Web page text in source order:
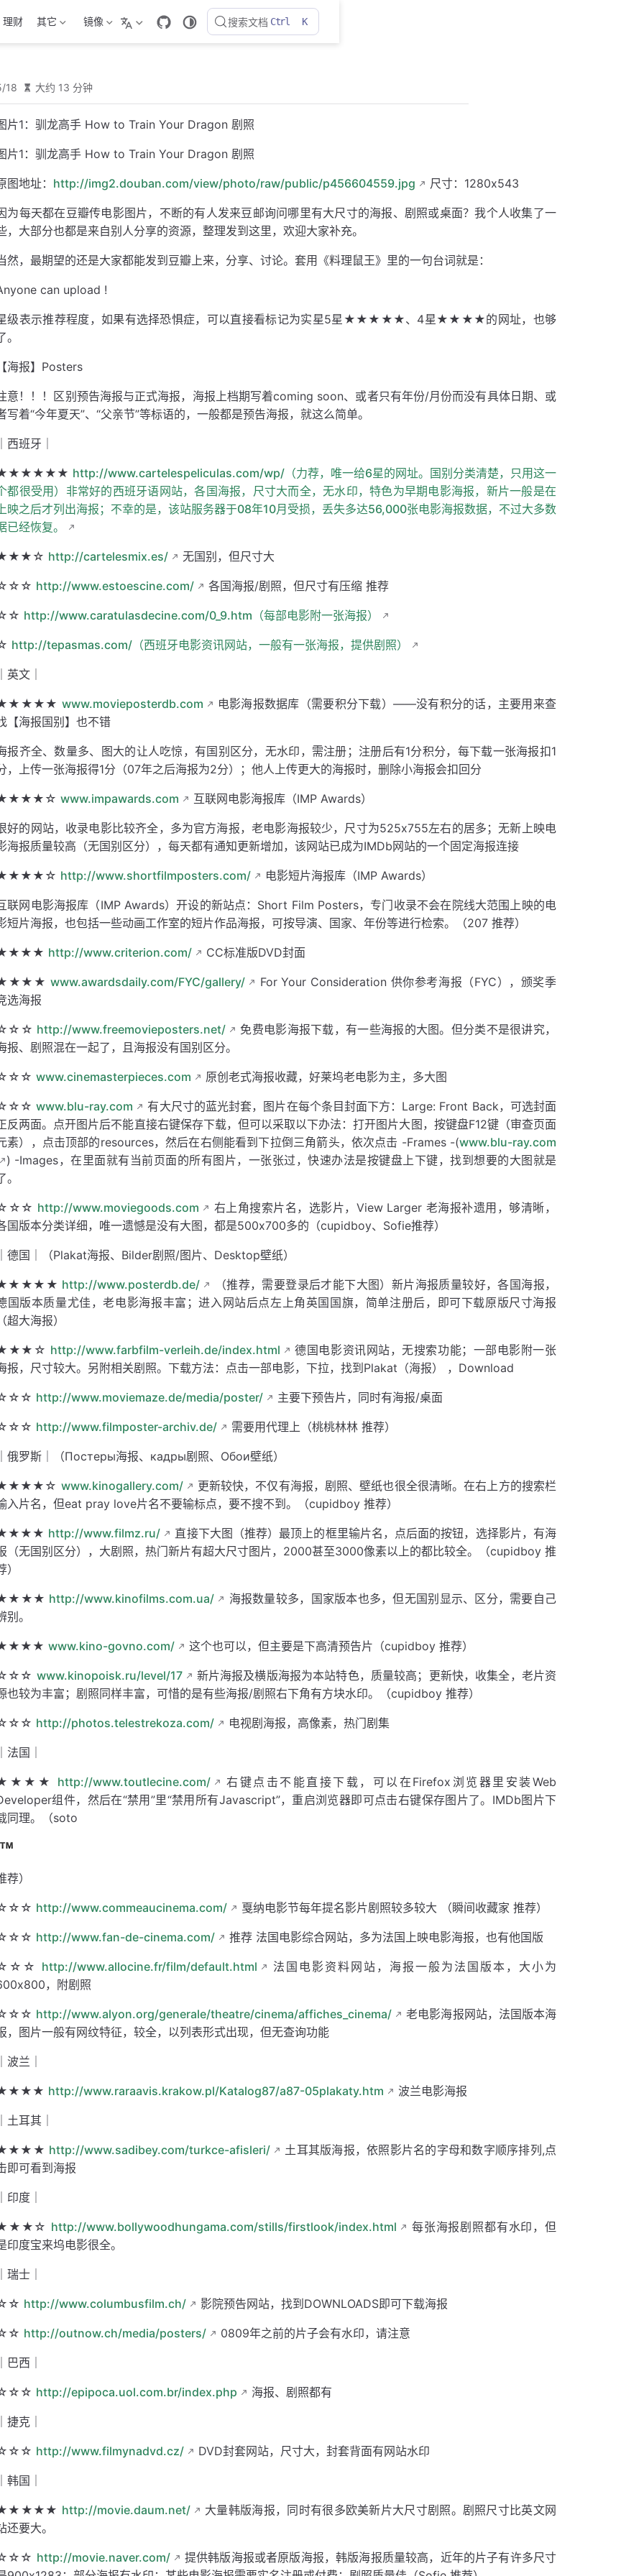
理财 其它 镜像 搜索文档 Ctrl K
18 大约 13 分钟
片1：驯龙高手 How to Train Your Dragon 剧照
片1：驯龙高手 How to Train Your Dragon 剧照
图地址： http://img2.douban.com/view/photo/raw/public/p456604559.jpg 尺寸：1280x543
为每天都在豆瓣传电影图片，不断的有人发来豆邮询问哪里有大尺寸的海报、剧照或桌面？我个人收集了一
，大部分也都是来自别人分享的资源，整理发到这里，欢迎大家补充。
然，最期望的还是大家都能发到豆瓣上来，分享、讨论。套用《料理鼠王》里的一句台词就是：
can upload !
级表示推荐程度，如果有选择恐惧症，可以直接看标记为实星5星★★★★★、4星★★★★的网址，也够
。
海报】Posters
意！！！区别预告海报与正式海报，海报上档期写着coming soon、或者只有年份/月份而没有具体日期、或
写着“今年夏天”、“父亲节”等标语的，一般都是预告海报，就这么简单。
西班牙｜
http://www.cartelespeliculas.com/wp/（力荐，唯一给6星的网址。国别分类清楚，只用这一
都很受用）非常好的西班牙语网站，各国海报，尺寸大而全，无水印，特色为早期电影海报，新片一般是在
映之后才列出海报；不幸的是，该站服务器于08年10月受损，丢失多达56,000张电影海报数据，不过大多数
已经恢复。
http://cartelesmix.es/ 无国别，但尺寸大
http://www.estoescine.com/ 各国海报/剧照，但尺寸有压缩 推荐
http://www.caratulasdecine.com/0_9.htm（每部电影附一张海报）
http://tepasmas.com/（西班牙电影资讯网站，一般有一张海报，提供剧照）
英文｜
www.movieposterdb.com
电影海报数据库（需要积分下载）——没有积分的话，主要用来查
【海报国别】也不错
报齐全、数量多、图大的让人吃惊，有国别区分，无水印，需注册；注册后有1分积分，每下载一张海报扣1
，上传一张海报得1分（07年之后海报为2分）；他人上传更大的海报时，删除小海报会扣回分
www.impawards.com 互联网电影海报库（IMP Awards）
好的网站，收录电影比较齐全，多为官方海报，老电影海报较少，尺寸为525x755左右的居多；无新上映电
海报质量较高（无国别区分），每天都有通知更新增加，该网站已成为IMDb网站的一个固定海报连接
http://www.shortfilmposters.com/ 电影短片海报库（IMP Awards）
联网电影海报库（IMP Awards）开设的新站点：Short Film Posters，专门收录不会在院线大范围上映的电
短片海报，也包括一些动画工作室的短片作品海报，可按导演、国家、年份等进行检索。（207 推荐）
http://www.criterion.com/ CC标准版DVD封面
www.awardsdaily.com/FYC/gallery/
For Your Consideration 供你参考海报（FYC），颁奖季
选海报
http://www.freemovieposters.net/
免费电影海报下载，有一些海报的大图。但分类不是很讲究，
报、剧照混在一起了，且海报没有国别区分。
www.cinemasterpieces.com 原创老式海报收藏，好莱坞老电影为主，多大图
www.blu-ray.com
有大尺寸的蓝光封套，图片在每个条目封面下方：Large: Front Back，可选封面
反两面。点开图片后不能直接右键保存下载，但可以采取以下办法：打开图片大图，按键盘F12键（审查页面
素），点击顶部的resources，然后在右侧能看到下拉倒三角箭头，依次点击 -Frames -(www.blu-ray.com
) -Images，在里面就有当前页面的所有图片，一张张过，快速办法是按键盘上下键，找到想要的大图就是
。
http://www.moviegoods.com
右上角搜索片名，选影片，View Larger 老海报补遗用，够清晰，
国版本分类详细，唯一遗憾是没有大图，都是500x700多的（cupidboy、Sofie推荐）
德国｜（Plakat海报、Bilder剧照/图片、Desktop壁纸）
http://www.posterdb.de/
（推荐，需要登录后才能下大图）新片海报质量较好，各国海报，
国版本质量尤佳，老电影海报丰富；进入网站后点左上角英国国旗，简单注册后，即可下载原版尺寸海报
超大海报）
http://www.farbfilm-verleih.de/index.html
德国电影资讯网站，无搜索功能；一部电影附一张
报，尺寸较大。另附相关剧照。下载方法：点击一部电影，下拉，找到Plakat（海报） ，Download
http://www.moviemaze.de/media/poster/ 主要下预告片，同时有海报/桌面
http://www.filmposter-archiv.de/ 需要用代理上（桃桃林林 推荐）
俄罗斯｜（Постеры海报、кадры剧照、Обои壁纸）
www.kinogallery.com/
更新较快，不仅有海报，剧照、壁纸也很全很清晰。在右上方的搜索栏
入片名，但eat pray love片名不要输标点，要不搜不到。（cupidboy 推荐）
http://www.filmz.ru/
直接下大图（推荐）最顶上的框里输片名，点后面的按钮，选择影片，有海
（无国别区分），大剧照，热门新片有超大尺寸图片，2000甚至3000像素以上的都比较全。（cupidboy 推
）
http://www.kinofilms.com.ua/
海报数量较多，国家版本也多，但无国别显示、区分，需要自己
别。
www.kino-govno.com/ 这个也可以，但主要是下高清预告片（cupidboy 推荐）
www.kinopoisk.ru/level/17
新片海报及横版海报为本站特色，质量较高；更新快，收集全，老片资
也较为丰富；剧照同样丰富，可惜的是有些海报/剧照右下角有方块水印。（cupidboy 推荐）
http://photos.telestrekoza.com/ 电视剧海报，高像素，热门剧集
法国｜
http://www.toutlecine.com/
右键点击不能直接下载，可以在Firefox浏览器里安装Web
组件，然后在“禁用”里“禁用所有Javascript”，重启浏览器即可点击右键保存图片了。IMDb图片下
同理。（soto
荐）
http://www.commeaucinema.com/ 戛纳电影节每年提名影片剧照较多较大 （瞬间收藏家 推荐）
http://www.fan-de-cinema.com/ 推荐 法国电影综合网站，多为法国上映电影海报，也有他国版
http://www.allocine.fr/film/default.html
法国电影资料网站，海报一般为法国版本，大小为
，附剧照
http://www.alyon.org/generale/theatre/cinema/affiches_cinema/
老电影海报网站，法国版本海
，图片一般有网纹特征，较全，以列表形式出现，但无查询功能
波兰｜
http://www.raraavis.krakow.pl/Katalog87/a87-05plakaty.htm 波兰电影海报
土耳其｜
http://www.sadibey.com/turkce-afisleri/
土耳其版海报，依照影片名的字母和数字顺序排列,点
即可看到海报
印度｜
http://www.bollywoodhungama.com/stills/firstlook/index.html
每张海报剧照都有水印，但
印度宝来坞电影很全。
瑞士｜
http://www.columbusfilm.ch/ 影院预告网站，找到DOWNLOADS即可下载海报
http://outnow.ch/media/posters/ 0809年之前的片子会有水印，请注意
巴西｜
http://epipoca.uol.com.br/index.php 海报、剧照都有
捷克｜
http://www.filmynadvd.cz/ DVD封套网站，尺寸大，封套背面有网站水印
韩国｜
http://movie.daum.net/
大量韩版海报，同时有很多欧美新片大尺寸剧照。剧照尺寸比英文网
还要大。
http://movie.naver.com/
提供韩版海报或者原版海报，韩版海报质量较高，近年的片子有许多尺寸